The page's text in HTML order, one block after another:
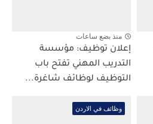
منذ بضع ساعات
إعلان توظيف: مؤسسة
التدريب المهني تفتح باب
التوظيف لوظائف شاغرة...
وظائف في الاردن